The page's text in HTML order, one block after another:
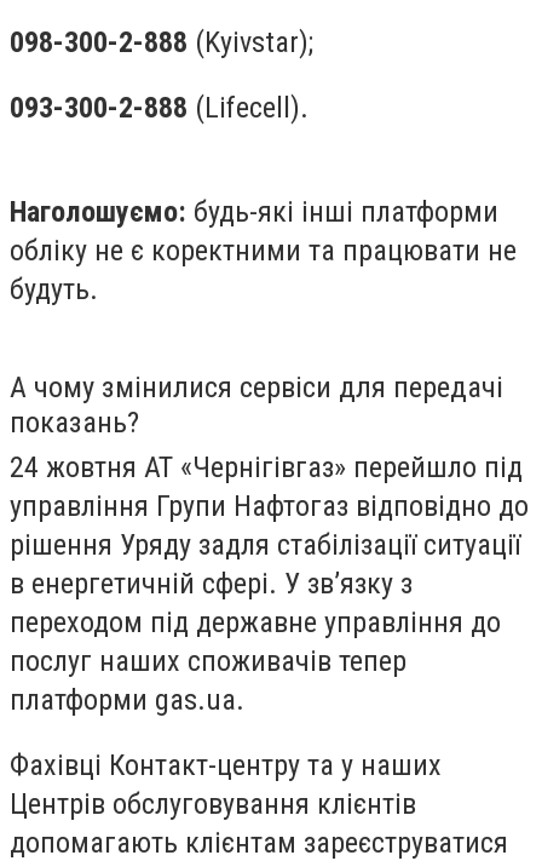
098-300-2-888 (Kyivstar);
093-300-2-888 (Lifecell).
Наголошуємо: будь-які інші платформи
обліку не є коректними та працювати не
будуть.
А чому змінилися сервіси для передачі
показань?
24 жовтня АТ «Чернігівгаз» перейшло під
управління Групи Нафтогаз відповідно до
рішення Уряду задля стабілізації ситуації
в енергетичній сфері. У зв’язку з
переходом під державне управління до
послуг наших споживачів тепер
платформи gas.ua.
Фахівці Контакт-центру та у наших
Центрів обслуговування клієнтів
допомагають клієнтам зареєструватися